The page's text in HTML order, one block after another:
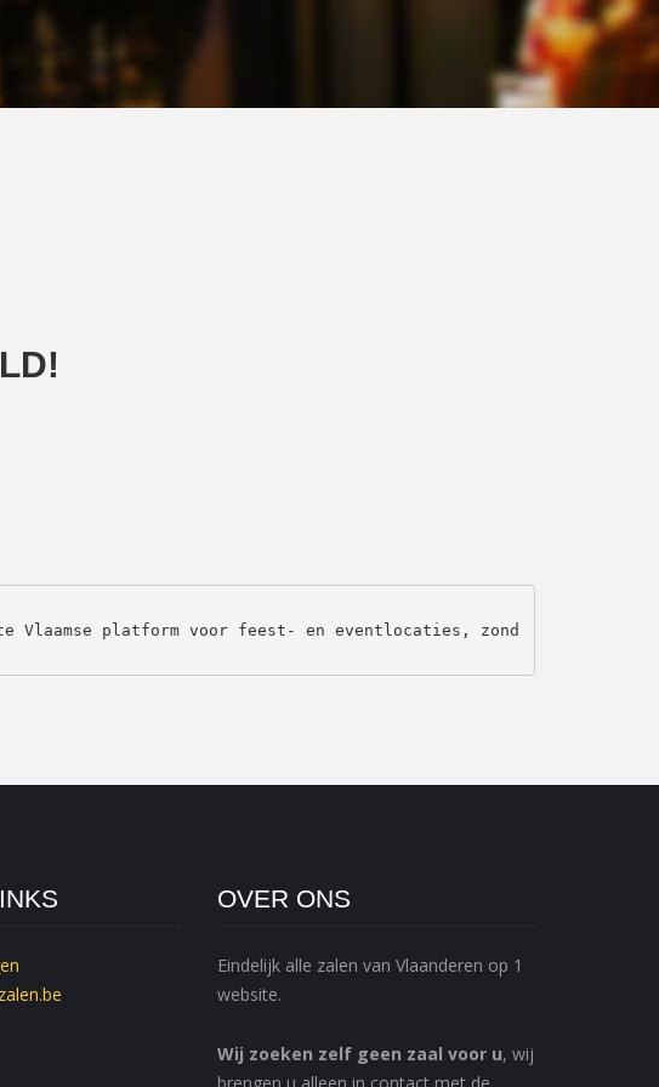
platform voor feest- en eventlocaties, zond
OVER ONS
Eindelijk alle zalen van Vlaanderen op 1
website.
Wij zoeken zelf geen zaal voor u, wij